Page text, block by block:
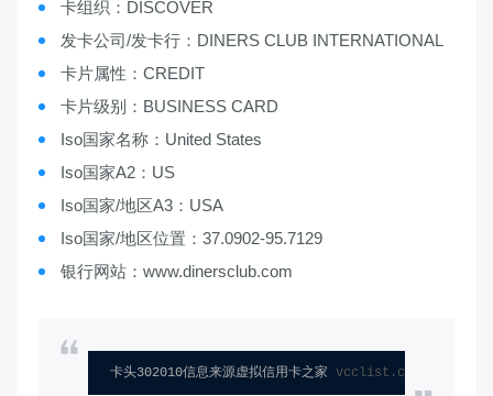
卡组织：DISCOVER
发卡公司/发卡行：DINERS CLUB INTERNATIONAL
卡片属性：CREDIT
卡片级别：BUSINESS CARD
Iso国家名称：United States
Iso国家A2：US
Iso国家/地区A3：USA
Iso国家/地区位置：37.0902-95.7129
银行网站：www.dinersclub.com
卡头302010信息来源虚拟信用卡之家 vcclist.com